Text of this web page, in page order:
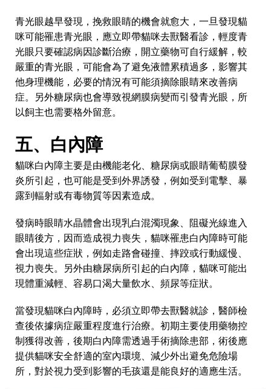
青光眼越早發現，挽救眼睛的機會就愈大，一旦發現貓
咪可能罹患青光眼，應立即帶貓咪去獸醫看診，輕度青
光眼只要確認病因診斷治療，開立藥物可自行緩解，較
嚴重的青光眼，可能會為了避免液體累積過多，影響其
他身理機能，必要的情況有可能須摘除眼睛來改善病
症。另外糖尿病也會導致視網膜病變而引發青光眼，所
以飼主也需要格外留意。
五、白內障
貓咪白內障主要是由機能老化、糖尿病或眼睛葡萄膜發
炎所引起，也可能是受到外界誘發，例如受到電擊、暴
露到輻射或有毒物質等因素造成。
發病時眼睛水晶體會出現乳白混濁現象、阻礙光線進入
眼睛後方，因而造成視力喪失，貓咪罹患白內障時可能
會出現這些症狀，例如走路會碰撞、摔跤或行動緩慢、
視力喪失。另外由糖尿病所引起的白內障，貓咪可能出
現體重減輕、容易口渴大量飲水、頻尿等症狀。
當發現貓咪白內障時，必須立即帶去獸醫就診，醫師檢
查後依據病症嚴重程度進行治療。初期主要使用藥物控
制獲得改善，後期白內障需透過手術摘除患部，術後應
提供貓咪安全舒適的室內環境、減少外出避免危險場
所，對於視力受到影響的毛孩還是能良好的適應生活。